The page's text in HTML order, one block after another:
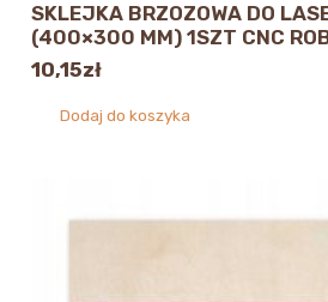
SKLEJKA BRZOZOWA DO
(400×300 MM) 1SZT CNC
10,15zł
Dodaj do koszyka